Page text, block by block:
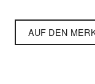
AUF DEN